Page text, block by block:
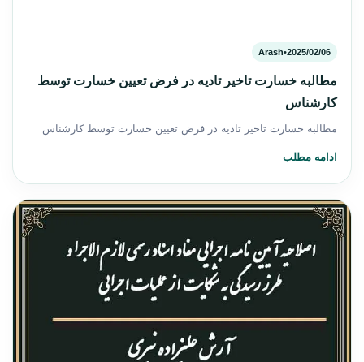
2025/02/06
•
Arash
مطالبه خسارت تاخیر تادیه در فرض تعیین خسارت توسط
کارشناس
مطالبه خسارت تاخیر تادیه در فرض تعیین خسارت توسط کارشناس
ادامه مطلب